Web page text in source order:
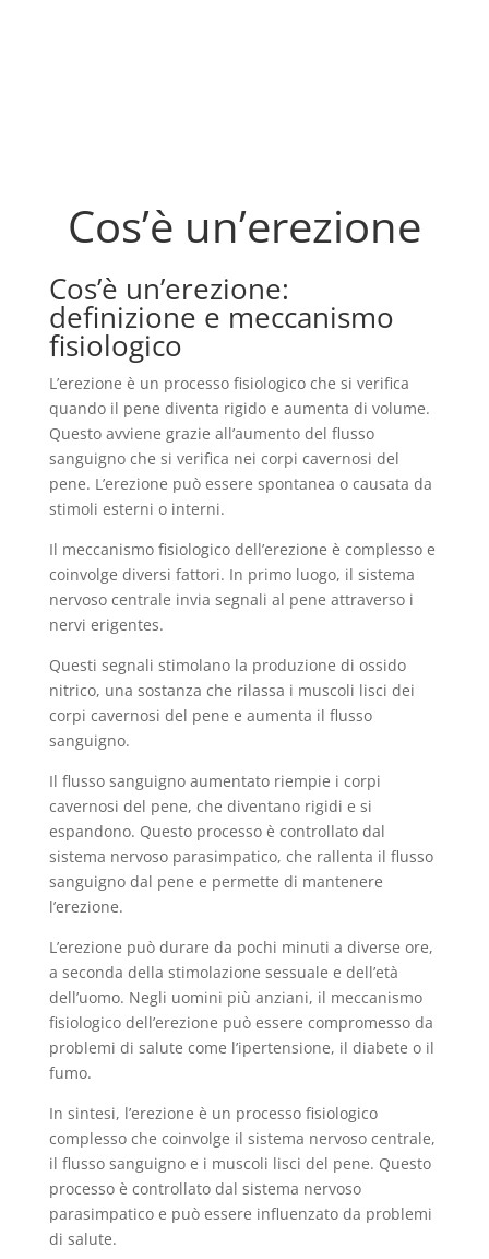
Cos’è un’erezione
Cos’è un’erezione:
definizione e meccanismo
fisiologico
L’erezione è un processo fisiologico che si verifica
quando il pene diventa rigido e aumenta di volume.
Questo avviene grazie all’aumento del flusso
sanguigno che si verifica nei corpi cavernosi del
pene. L’erezione può essere spontanea o causata da
stimoli esterni o interni.
Il meccanismo fisiologico dell’erezione è complesso e
coinvolge diversi fattori. In primo luogo, il sistema
nervoso centrale invia segnali al pene attraverso i
nervi erigentes.
Questi segnali stimolano la produzione di ossido
nitrico, una sostanza che rilassa i muscoli lisci dei
corpi cavernosi del pene e aumenta il flusso
sanguigno.
Il flusso sanguigno aumentato riempie i corpi
cavernosi del pene, che diventano rigidi e si
espandono. Questo processo è controllato dal
sistema nervoso parasimpatico, che rallenta il flusso
sanguigno dal pene e permette di mantenere
l’erezione.
L’erezione può durare da pochi minuti a diverse ore,
a seconda della stimolazione sessuale e dell’età
dell’uomo. Negli uomini più anziani, il meccanismo
fisiologico dell’erezione può essere compromesso da
problemi di salute come l’ipertensione, il diabete o il
fumo.
In sintesi, l’erezione è un processo fisiologico
complesso che coinvolge il sistema nervoso centrale,
il flusso sanguigno e i muscoli lisci del pene. Questo
processo è controllato dal sistema nervoso
parasimpatico e può essere influenzato da problemi
di salute.